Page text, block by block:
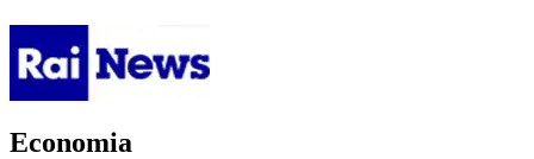
Economia